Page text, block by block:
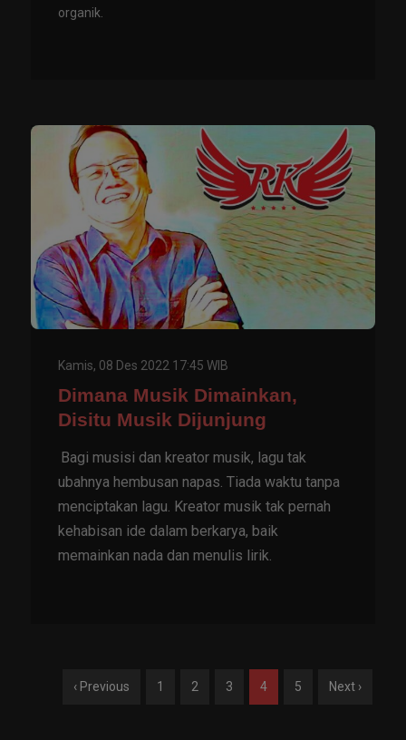
organik.
Kamis, 08 Des 2022 17:45 WIB
Dimana Musik Dimainkan,
Disitu Musik Dijunjung
Bagi musisi dan kreator musik, lagu tak
ubahnya hembusan napas. Tiada waktu tanpa
menciptakan lagu. Kreator musik tak pernah
kehabisan ide dalam berkarya, baik
memainkan nada dan menulis lirik.
‹ Previous 1 2 3 4 5 Next ›